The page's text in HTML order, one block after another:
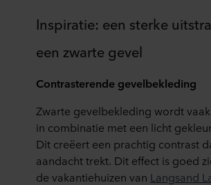
Inspiratie: een sterke
een zwarte gevel
Contrasterende gevelbekleding
Zwarte gevelbekleding wordt
in combinatie met een licht
Dit creëert een prachtig contrast
aandacht trekt. Dit effect is goed
de vakantiehuizen van Langsand